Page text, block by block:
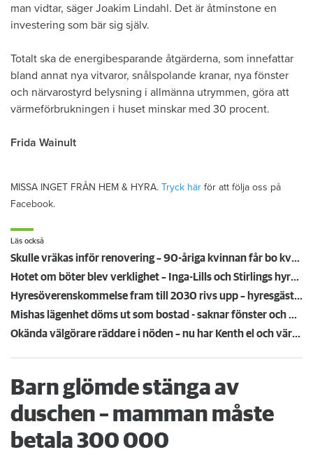
man vidtar, säger Joakim Lindahl. Det är åtminstone en
investering som bär sig själv.
Totalt ska de energibesparande åtgärderna, som innefattar
bland annat nya vitvaror, snålspolande kranar, nya fönster
och närvarostyrd belysning i allmänna utrymmen, göra att
värmeförbrukningen i huset minskar med 30 procent.
Frida Wainult
MISSA INGET FRÅN HEM & HYRA. Tryck här för att följa oss på
Facebook.
Läs också
Skulle vräkas inför renovering – 90-åriga kvinnan får bo kvar: ”Ovissheten har varit grym”
Hotet om böter blev verklighet – Inga-Lills och Stirlings hyresvärdar får betala 75 000: ”Herregud så onödigt”
Hyresöverenskommelse fram till 2030 rivs upp – hyresgäster känner sig svikna: "Jag går redan på knäna"
Mishas lägenhet döms ut som bostad - saknar fönster och varmvatten: "Det är ren tortyr"
Okända välgörare räddare i nöden – nu har Kenth el och värme i lägenheten
Barn glömde stänga av
duschen – mamman måste
betala 300 000